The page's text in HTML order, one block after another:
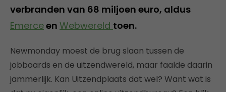
verbranden van 68 miljoen euro, aldus
Emerceen Webwereld toen.
Newmonday moest de brug slaan tussen de
jobboards en de uitzendwereld, maar faalde daarin
jammerlijk. Kan Uitzendplaats dat wel? Want wat is